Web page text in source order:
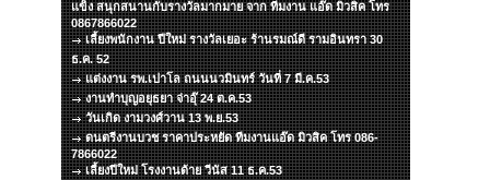
แข็ง สนุกสนานกับรางวัลมากมาย จาก ทีมงาน แอ๊ด มิวสิค โทร
0867866022
เลี้ยงพนักงาน ปีใหม่ รางวัลเยอะ ร้านรมณ์ดี รามอินทรา 30
ธ.ค. 52
แต่งงาน รพ.เปาโล ถนนนวมินทร์ วันที่ 7 มี.ค.53
งานทำบุญอยุธยา จ่าอุ๊ 24 ต.ค.53
วันเกิด งามวงศ์วาน 13 พ.ย.53
ดนตรีงานบวช ราคาประหยัด ทีมงานแอ๊ด มิวสิค โทร 086-
7866022
เลี้ยงปีใหม่ โรงงานด้าย วีนัส 11 ธ.ค.53